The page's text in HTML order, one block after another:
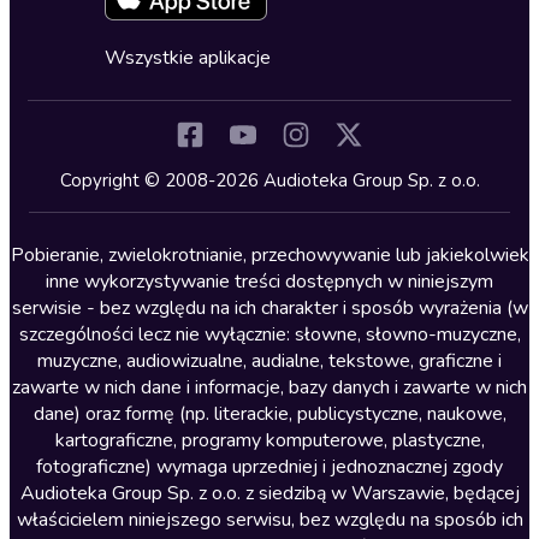
Kryminały
Lektury szkolne
Literatura anglojęzyczna
Literatura faktu
Literatura obyczajowa
Literatura piękna obca
Literatura piękna polska
Nagrania relaksacyjne
Nauka języków
Cykle audiobooków
Wszystkie aplikacje
Copyright © 2008-2026 Audioteka Group Sp. z o.o.
Pobieranie, zwielokrotnianie, przechowywanie lub jakiekolwiek
inne wykorzystywanie treści dostępnych w niniejszym
serwisie - bez względu na ich charakter i sposób wyrażenia (w
szczególności lecz nie wyłącznie: słowne, słowno-muzyczne,
muzyczne, audiowizualne, audialne, tekstowe, graficzne i
zawarte w nich dane i informacje, bazy danych i zawarte w nich
dane) oraz formę (np. literackie, publicystyczne, naukowe,
kartograficzne, programy komputerowe, plastyczne,
fotograficzne) wymaga uprzedniej i jednoznacznej zgody
Audioteka Group Sp. z o.o. z siedzibą w Warszawie, będącej
właścicielem niniejszego serwisu, bez względu na sposób ich